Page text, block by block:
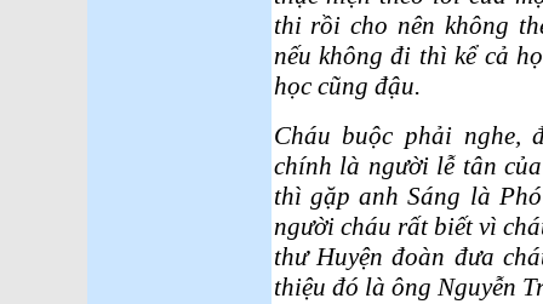
thi rồi cho nên không
nếu không đi thì kể cả
học cũng đậu.
Cháu buộc phải nghe,
chính là người lễ tân
thì gặp anh Sáng là
người cháu rất biết vì
thư Huyện đoàn đưa
thiệu đó là ông Nguyễn